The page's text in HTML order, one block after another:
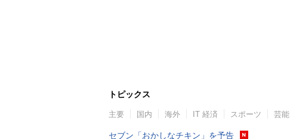
トピックス
主要 国内 海外 IT 経済 スポーツ 芸能
セブン「おかしなチキン」を予告